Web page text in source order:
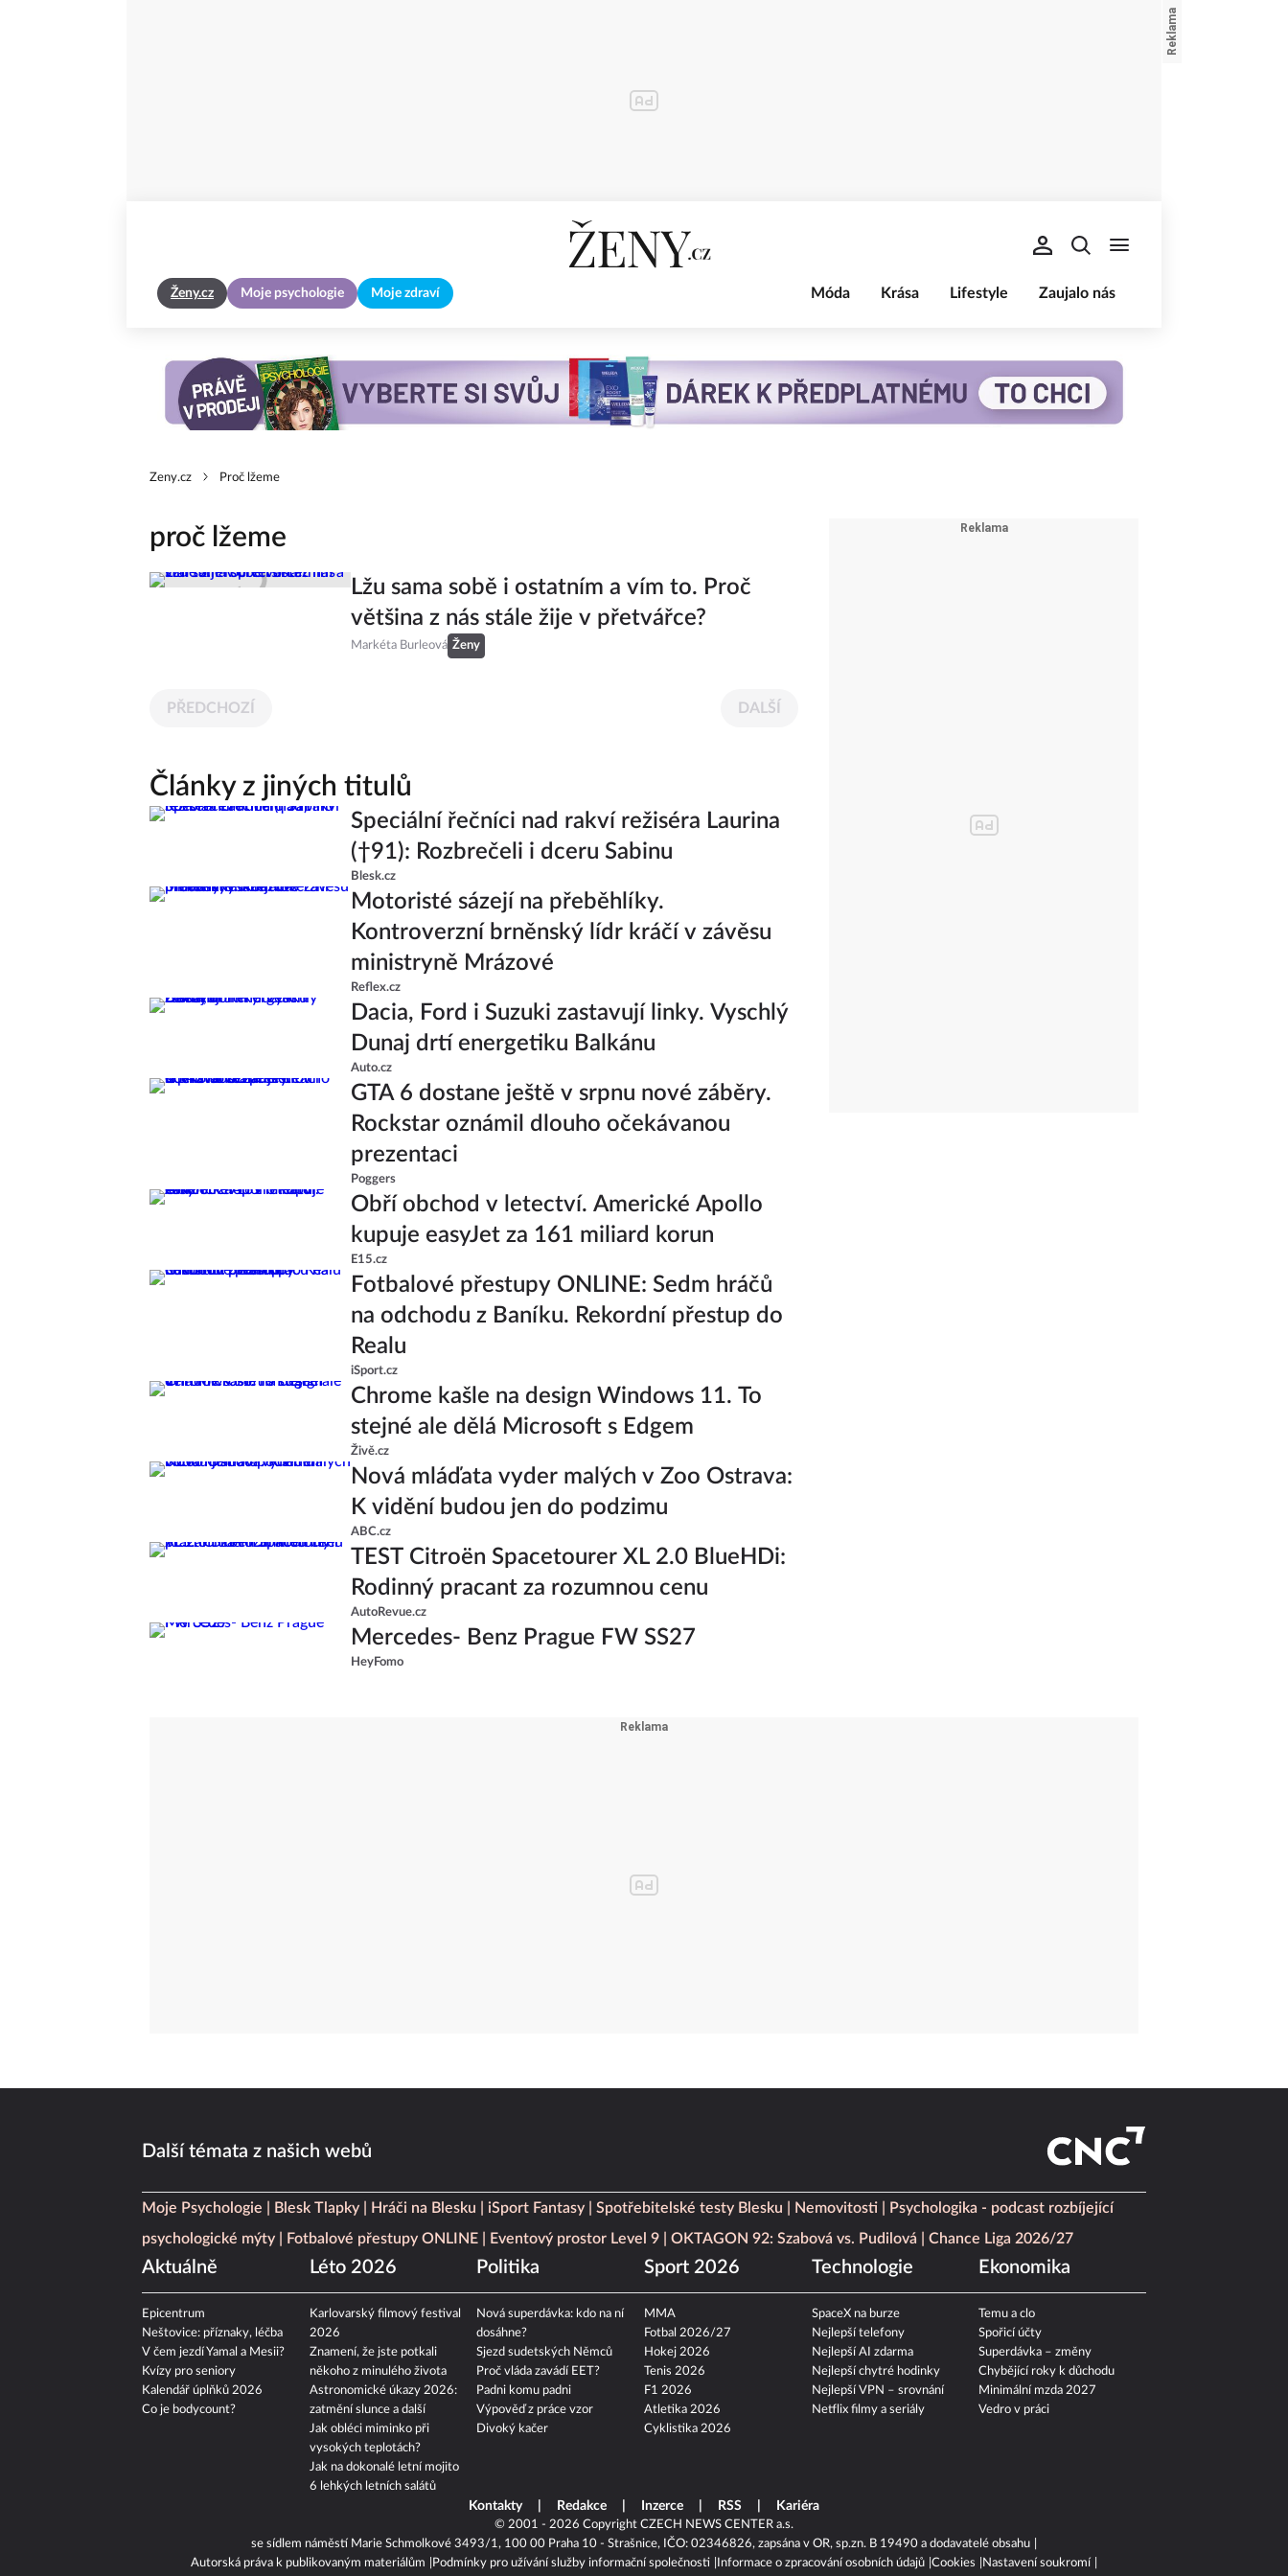
Ženy.cz Moje psychologie Moje zdraví Móda Krása Lifestyle Zaujalo nás
Zeny.cz Proč lžeme
proč lžeme
Lžu sama sobě i ostatním a vím to. Proč
většina z nás stále žije v přetvářce?
Markéta Burleová Ženy
PŘEDCHOZÍ DALŠÍ
Články z jiných titulů
Speciální řečníci nad rakví režiséra Laurina
(†91): Rozbrečeli i dceru Sabinu
Blesk.cz
Motoristé sázejí na přeběhlíky.
Kontroverzní brněnský lídr kráčí v závěsu
ministryně Mrázové
Reflex.cz
Dacia, Ford i Suzuki zastavují linky. Vyschlý
Dunaj drtí energetiku Balkánu
Auto.cz
GTA 6 dostane ještě v srpnu nové záběry.
Rockstar oznámil dlouho očekávanou
prezentaci
Poggers
Obří obchod v letectví. Americké Apollo
kupuje easyJet za 161 miliard korun
E15.cz
Fotbalové přestupy ONLINE: Sedm hráčů
na odchodu z Baníku. Rekordní přestup do
Realu
iSport.cz
Chrome kašle na design Windows 11. To
stejné ale dělá Microsoft s Edgem
Živě.cz
Nová mláďata vyder malých v Zoo Ostrava:
K vidění budou jen do podzimu
ABC.cz
TEST Citroën Spacetourer XL 2.0 BlueHDi:
Rodinný pracant za rozumnou cenu
AutoRevue.cz
Mercedes- Benz Prague FW SS27
HeyFomo
Další témata z našich webů
Moje Psychologie Blesk Tlapky Hráči na Blesku iSport Fantasy Spotřebitelské testy Blesku Nemovitosti
Psychologika - podcast rozbíjející
psychologické mýty
Fotbalové přestupy ONLINE Eventový prostor Level 9 OKTAGON 92: Szabová vs. Pudilová Chance Liga 2026/27
Aktuálně
Epicentrum
Neštovice: příznaky, léčba
V čem jezdí Yamal a Mesii?
Kvízy pro seniory
Kalendář úplňků 2026
Co je bodycount?
Léto 2026
Karlovarský filmový festival
2026
Znamení, že jste potkali
někoho z minulého života
Astronomické úkazy 2026:
zatmění slunce a další
Jak obléci miminko při
vysokých teplotách?
Jak na dokonalé letní mojito
6 lehkých letních salátů
Politika
Nová superdávka: kdo na ní
dosáhne?
Sjezd sudetských Němců
Proč vláda zavádí EET?
Padni komu padni
Výpověď z práce vzor
Divoký kačer
Sport 2026
MMA
Fotbal 2026/27
Hokej 2026
Tenis 2026
F1 2026
Atletika 2026
Cyklistika 2026
Technologie
SpaceX na burze
Nejlepší telefony
Nejlepší AI zdarma
Nejlepší chytré hodinky
Nejlepší VPN – srovnání
Netflix filmy a seriály
Ekonomika
Temu a clo
Spořicí účty
Superdávka – změny
Chybějící roky k důchodu
Minimální mzda 2027
Vedro v práci
Kontakty Redakce Inzerce RSS Kariéra
© 2001 - 2026 Copyright CZECH NEWS CENTER a.s.
se sídlem náměstí Marie Schmolkové 3493/1, 100 00 Praha 10 - Strašnice, IČO: 02346826, zapsána v OR, sp.zn. B 19490 a dodavatelé obsahu
Autorská práva k publikovaným materiálům
Podmínky pro užívání služby informační společnosti Informace o zpracování osobních údajů Cookies Nastavení soukromí